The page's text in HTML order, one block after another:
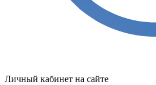
Личный кабинет на сайте